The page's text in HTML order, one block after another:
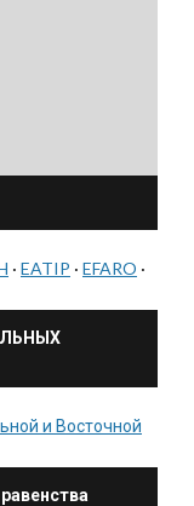
· EATIP · EFARO ·
и Восточной